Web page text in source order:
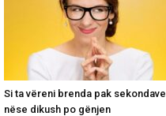
Si ta vëreni brenda pak sekondave
nëse dikush po gënjen